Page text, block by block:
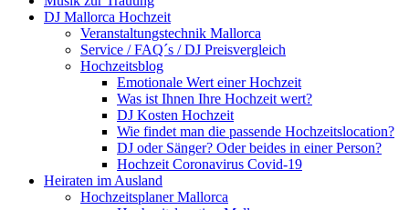
DJ Mallorca Hochzeit
Veranstaltungstechnik Mallorca
Service / FAQ´s / DJ Preisvergleich
Hochzeitsblog
Emotionale Wert einer Hochzeit
Was ist Ihnen Ihre Hochzeit wert?
DJ Kosten Hochzeit
Wie findet man die passende Hochzeitslocation?
DJ oder Sänger? Oder beides in einer Person?
Hochzeit Coronavirus Covid-19
Heiraten im Ausland
Hochzeitsplaner Mallorca